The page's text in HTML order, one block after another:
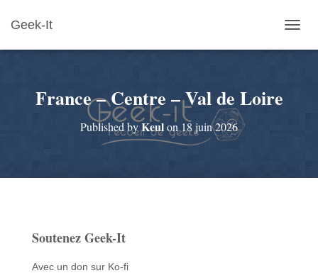
Geek-It
U
France – Centre – Val de Loire
Published byKeulon18 juin 2026
Soutenez Geek-It
Avec un don sur Ko-fi